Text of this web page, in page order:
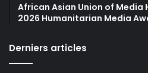
African Asian Union of Media
2026 Humanitarian Media
Derniers articles